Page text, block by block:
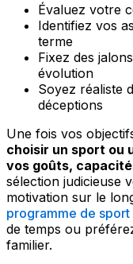
Évaluez votre
Identifiez vos
terme
Fixez des
évolution
Soyez réaliste
déceptions
Une fois vos
choisir un sport ou
vos goûts,
sélection judicieuse
motivation sur le
programme de sport
de temps ou
familier.